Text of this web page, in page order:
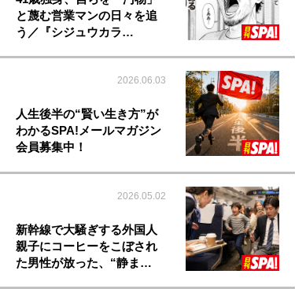
と蔑む営業マンの日々を追
う／『シジュウカラ…
2026.06.03
人生後半の“賢い生き方”が
わかるSPA!メールマガジン
会員募集中！
2026.05.02
新幹線で大騒ぎする外国人
親子にコーヒーをこぼされ
た男性が放った、“静ま…